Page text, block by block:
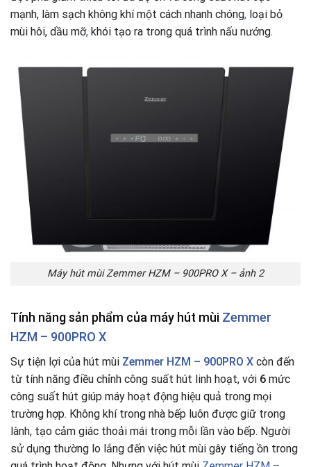
mạnh, làm sạch không khí một cách nhanh chóng, loại bỏ
mùi hôi, dầu mỡ, khói tạo ra trong quá trình nấu nướng.
Máy hút mùi Zemmer HZM – 900PRO X – ảnh 2
Tính năng sản phẩm của máy hút mùi Zemmer
HZM – 900PRO X
Sự tiện lợi của hút mùi Zemmer HZM – 900PRO X còn đến
từ tính năng điều chỉnh công suất hút linh hoạt, với 6 mức
công suất hút giúp máy hoạt động hiệu quả trong mọi
trường hợp. Không khí trong nhà bếp luôn được giữ trong
lành, tạo cảm giác thoải mái trong mỗi lần vào bếp. Người
sử dụng thường lo lắng đến việc hút mùi gây tiếng ồn trong